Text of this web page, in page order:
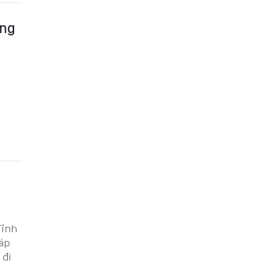
đi